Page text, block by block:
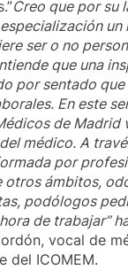
Creo que por su
un
ser o no
que una
por sentado que
En este
de Madrid
médico. A
por
otros ámbitos,
podólogos
de trabajar”
vocal de
del ICOMEM.